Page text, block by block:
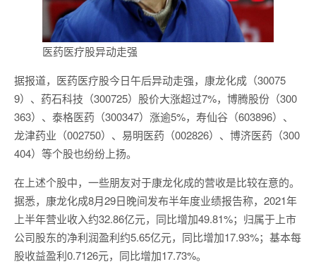
医药医疗股异动走强
据报道，医药医疗股今日午后异动走强，康龙化成（30075
9）、药石科技（300725）股价大涨超过7%，博腾股份（300
363）、泰格医药（300347）涨逾5%，寿仙谷（603896）、
龙津药业（002750）、易明医药（002826）、博济医药（300
404）等个股也纷纷上扬。
在上述个股中，一些朋友对于康龙化成的营收是比较在意的。
据悉，康龙化成8月29日晚间发布半年度业绩报告称，2021年
上半年营业收入约32.86亿元，同比增加49.81%；归属于上市
公司股东的净利润盈利约5.65亿元，同比增加17.93%；基本每
股收益盈利0.7126元，同比增加17.73%。